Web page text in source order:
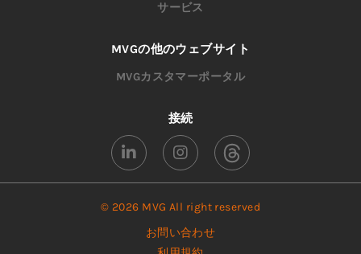
サービス
MVGの他のウェブサイト
MVGカスタマーポータル
接続
© 2026 MVG All right reserved
お問い合わせ